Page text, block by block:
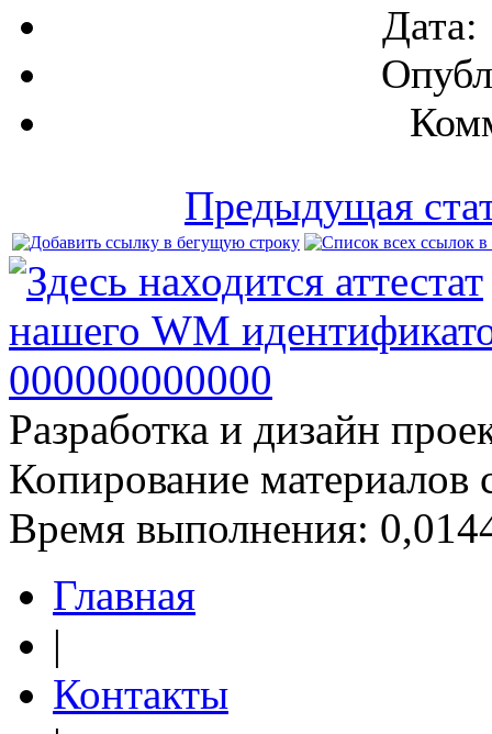
Дата:
Предыдущая
Разработка и дизайн
Копирование материалов
Время выполнения:
Главная
|
Контакты